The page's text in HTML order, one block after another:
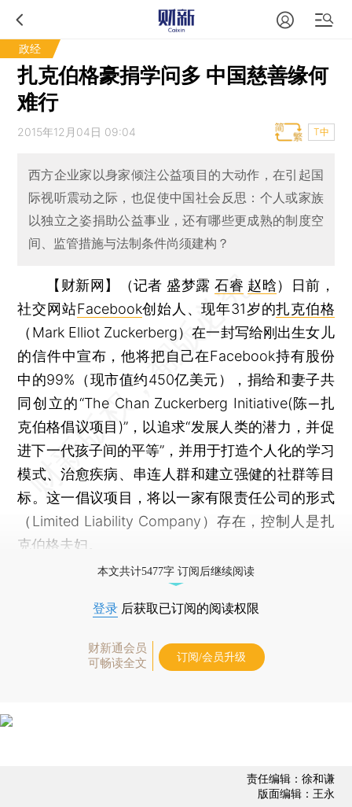
政经
扎克伯格豪捐学问多 中国慈善缘何
难行
2015年12月04日 09:04 T中
西方企业家以身家倾注公益项目的大动作，在引起国
际视听震动之际，也促使中国社会反思：个人或家族
以独立之姿捐助公益事业，还有哪些更成熟的制度空
间、监管措施与法制条件尚须建构？
【财新网】（记者 盛梦露石睿 赵晗）
日前，
社交网站Facebook创始人、现年31岁的扎克伯格
（Mark Elliot Zuckerberg）在一封写给刚出生女儿
的信件中宣布，他将把自己在Facebook持有股份
中的99%（现市值约450亿美元），捐给和妻子共
同创立的“The Chan Zuckerberg Initiative(陈─扎
克伯格倡议项目)”，以追求“发展人类的潜力，并促
进下一代孩子间的平等”，并用于打造个人化的学习
模式、治愈疾病、串连人群和建立强健的社群等目
标。这一倡议项目，将以一家有限责任公司的形式
（Limited Liability Company）存在，控制人是扎
克伯格夫妇。
本文共计5477字 订阅后继续阅读
登录 后获取已订阅的阅读权限
财新通会员
可畅读全文
订阅/会员升级
责任编辑：徐和谦
版面编辑：王永